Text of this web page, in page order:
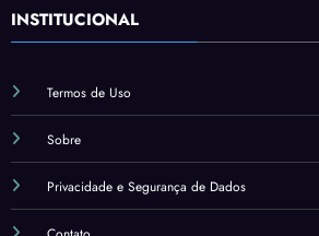
INSTITUCIONAL
Termos de Uso
Sobre
Privacidade e Segurança de Dados